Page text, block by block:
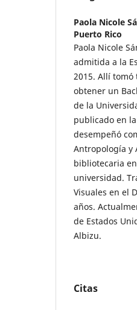
Paola Nicole
Puerto Rico
Paola Nicole
admitida a la
2015. Allí
obtener un
de la
publicado en
desempeñó
Antropología y
bibliotecaria
universidad.
Visuales en el
años.
de Estados
Albizu.
Citas